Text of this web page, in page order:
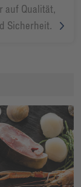
auf Qualität,
Sicherheit.